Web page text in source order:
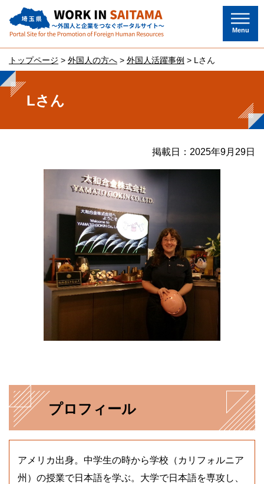
埼玉県～外国人と企業をつなぐポー
タルサイト～
Menu
トップページ > 外国人の方へ > 外国人活躍事例 > Lさん
Lさん
掲載日：2025年9月29日
プロフィール
アメリカ出身。中学生の時から学校（カリフォルニア
州）の授業で日本語を学ぶ。大学で日本語を専攻し、